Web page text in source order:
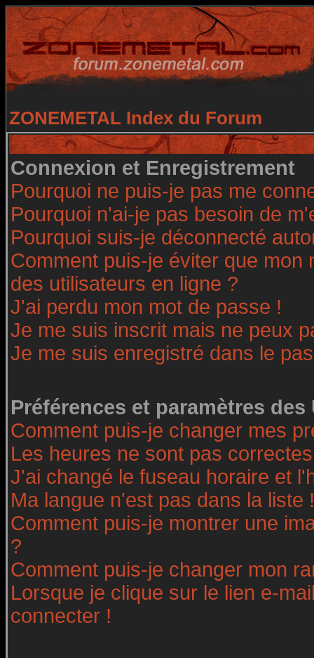
ZONEMETAL Index du Forum
Connexion et Enregistrement
Pourquoi ne puis-je pas me
Pourquoi n'ai-je pas besoin de
Pourquoi suis-je déconnecté
Comment puis-je éviter que
des utilisateurs en ligne ?
J'ai perdu mon mot de passe !
Je me suis inscrit mais ne peux
Je me suis enregistré dans le
Préférences et paramètres
Comment puis-je changer mes
Les heures ne sont pas
J'ai changé le fuseau horaire et
Ma langue n'est pas dans la liste !
Comment puis-je montrer une
?
Comment puis-je changer mon
Lorsque je clique sur le lien e-
connecter !